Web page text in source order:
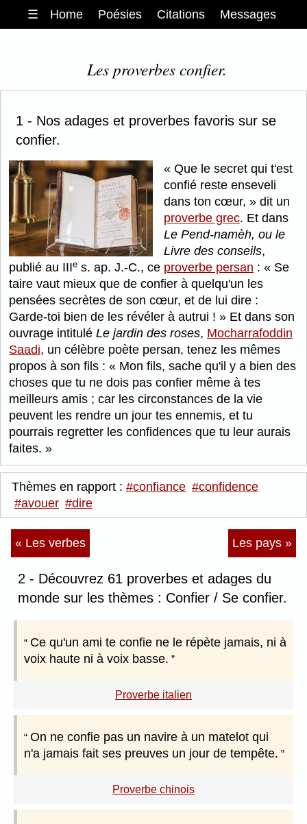
☰ Home Poésies Citations Messages
Les proverbes confier.
1 - Nos adages et proverbes favoris sur se
confier.
Que le secret qui t'est
confié reste enseveli
dans ton cœur,
dit un
proverbe grec. Et dans
Le Pend-namèh, ou le
Livre des conseils,
publié au IIIe s. ap. J.-C., ce proverbe persan :
Se
taire vaut mieux que de confier à quelqu'un les
pensées secrètes de son cœur, et de lui dire :
Garde-toi bien de les révéler à autrui !
Et dans son
ouvrage intitulé Le jardin des roses, Mocharrafoddin
Saadi, un célèbre poète persan, tenez les mêmes
propos à son fils :
Mon fils, sache qu'il y a bien des
choses que tu ne dois pas confier même à tes
meilleurs amis ; car les circonstances de la vie
peuvent les rendre un jour tes ennemis, et tu
pourrais regretter les confidences que tu leur aurais
faites.
Thèmes en rapport : #confiance #confidence
#avouer #dire
« Les verbes Les pays »
2 - Découvrez 61 proverbes et adages du
monde sur les thèmes : Confier / Se confier.
Ce qu'un ami te confie ne le répète jamais, ni à
voix haute ni à voix basse.
Proverbe italien
On ne confie pas un navire à un matelot qui
n'a jamais fait ses preuves un jour de tempête.
Proverbe chinois